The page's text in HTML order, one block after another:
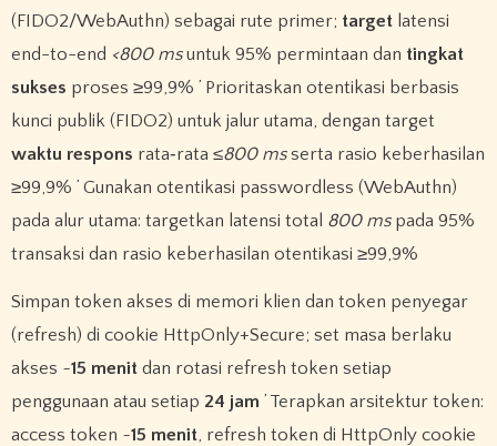
(FIDO2/WebAuthn) sebagai rute primer; targetlatensi
end-to-end <800 msuntuk 95% permintaan dan tingkat
sukses proses ≥99,9% ’ Prioritaskan otentikasi berbasis
kunci publik (FIDO2) untuk jalur utama, dengan target
waktu respons rata‑rata ≤800 msserta rasio keberhasilan
≥99,9% ’ Gunakan otentikasi passwordless (WebAuthn)
pada alur utama: targetkan latensi total 800 mspada 95%
transaksi dan rasio keberhasilan otentikasi ≥99,9%
Simpan token akses di memori klien dan token penyegar
(refresh) di cookie HttpOnly+Secure; set masa berlaku
akses ~15 menitdan rotasi refresh token setiap
penggunaan atau setiap 24 jam ’ Terapkan arsitektur token:
access token ~15 menit, refresh token di HttpOnly cookie